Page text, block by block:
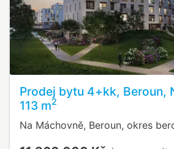
Prodej bytu 4+kk, Beroun,
113 m2
Na Máchovně, Beroun, okres